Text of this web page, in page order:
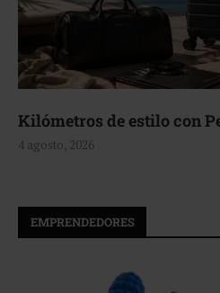
Aerie, texturas que fluyen
4 agosto, 2026
EMPRENDEDORES